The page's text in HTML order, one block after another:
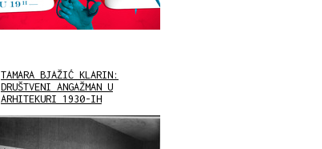
TAMARA BJAŽIĆ KLARIN:
DRUŠTVENI ANGAŽMAN U
ARHITEKURI 1930-IH